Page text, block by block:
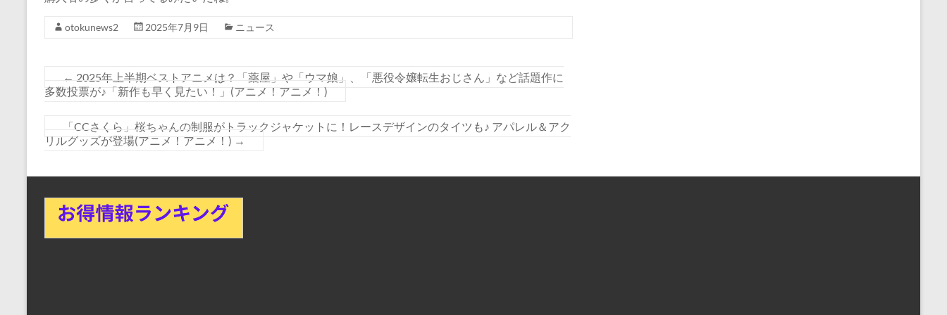
otokunews2 2025年7月9日 ニュース
← 2025年上半期ベストアニメは？「薬屋」や「ウマ娘」、「悪役令嬢転生おじさん」など話題作に
多数投票が♪「新作も早く見たい！」(アニメ！アニメ！)
「CCさくら」桜ちゃんの制服がトラックジャケットに！レースデザインのタイツも♪ アパレル＆アク
リルグッズが登場(アニメ！アニメ！) →